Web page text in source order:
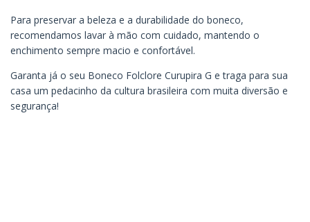
Para preservar a beleza e a durabilidade do boneco,
recomendamos lavar à mão com cuidado, mantendo o
enchimento sempre macio e confortável.
Garanta já o seu Boneco Folclore Curupira G e traga para sua
casa um pedacinho da cultura brasileira com muita diversão e
segurança!